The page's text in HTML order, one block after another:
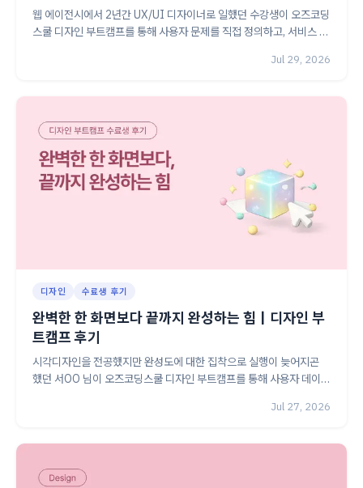
웹 에이전시에서 2년간 UX/UI 디자이너로 일했던 수강생이 오즈코딩
스쿨 디자인 부트캠프를 통해 사용자 문제를 직접 정의하고, 서비스 기
Jul 29, 2026
디자인 수료생 후기
완벽한 한 화면보다 끝까지 완성하는 힘｜디자인 부
트캠프 후기
시각디자인을 전공했지만 완성도에 대한 집착으로 실행이 늦어지곤
했던 서OO 님이 오즈코딩스쿨 디자인 부트캠프를 통해 사용자 데이터
Jul 27, 2026